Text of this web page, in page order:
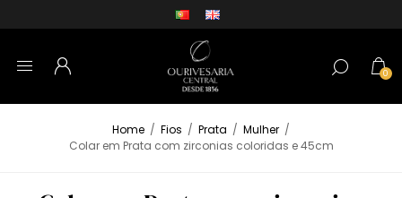
0
Home / Fios / Prata / Mulher /
Colar em Prata com zirconias coloridas e 45cm